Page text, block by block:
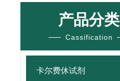
产品分类
Cassification
卡尔费休试剂